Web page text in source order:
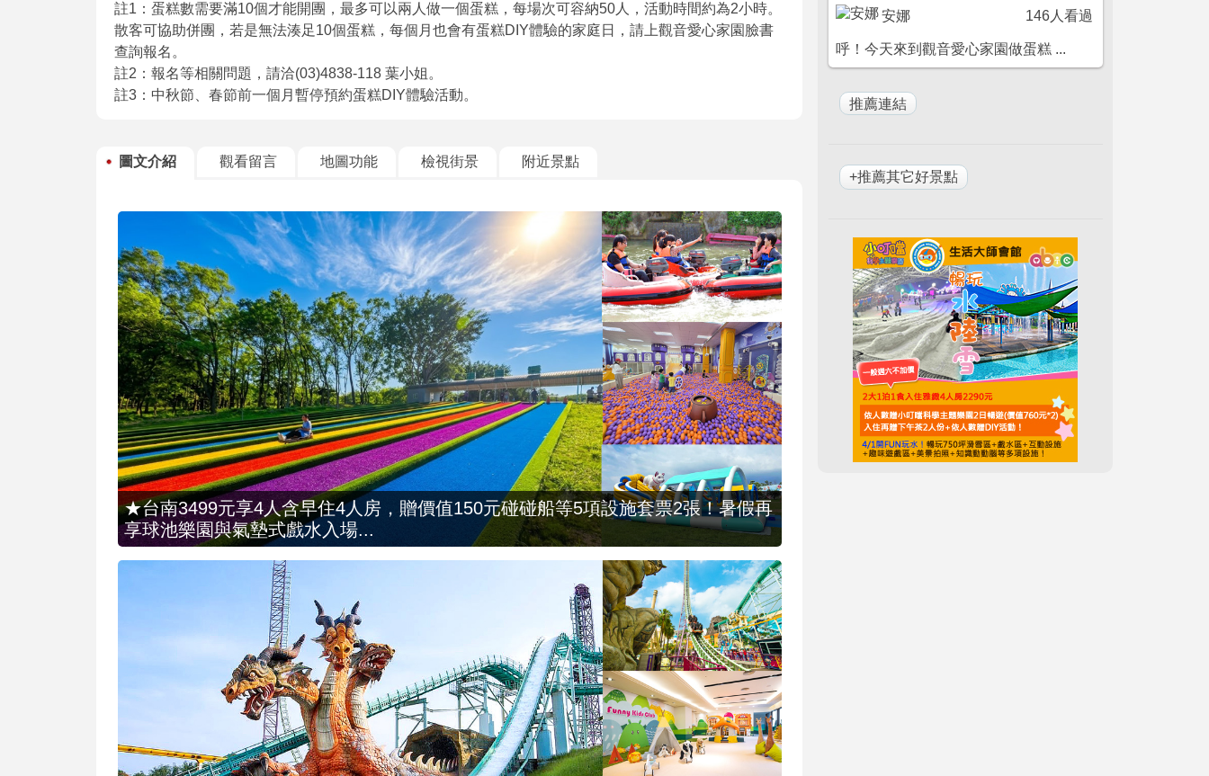
註1：蛋糕數需要滿10個才能開團，最多可以兩人做一個蛋糕，每場次可容納50人，活動時間約為2小時。
散客可協助併團，若是無法湊足10個蛋糕，每個月也會有蛋糕DIY體驗的家庭日，請上觀音愛心家園臉書
查詢報名。
註2：報名等相關問題，請洽(03)4838-118 葉小姐。
註3：中秋節、春節前一個月暫停預約蛋糕DIY體驗活動。
圖文介紹 觀看留言 地圖功能 檢視街景 附近景點
★台南3499元享4人含早住4人房，贈價值150元碰碰船等5項設施套票2張！暑假再
享球池樂園與氣墊式戲水入場...
安娜 146人看過
呼！今天來到觀音愛心家園做蛋糕 ...
+推薦其它好景點